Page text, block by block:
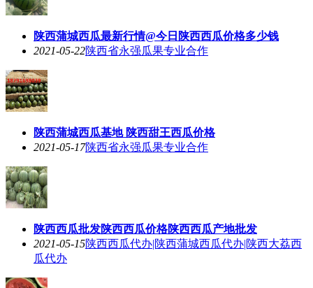
陕西蒲城西瓜最新行情@今日陕西西瓜价格多少钱
2021-05-22陕西省永强瓜果专业合作
陕西蒲城西瓜基地 陕西甜王西瓜价格
2021-05-17陕西省永强瓜果专业合作
陕西西瓜批发陕西西瓜价格陕西西瓜产地批发
2021-05-15陕西西瓜代办|陕西蒲城西瓜代办|陕西大荔西
瓜代办